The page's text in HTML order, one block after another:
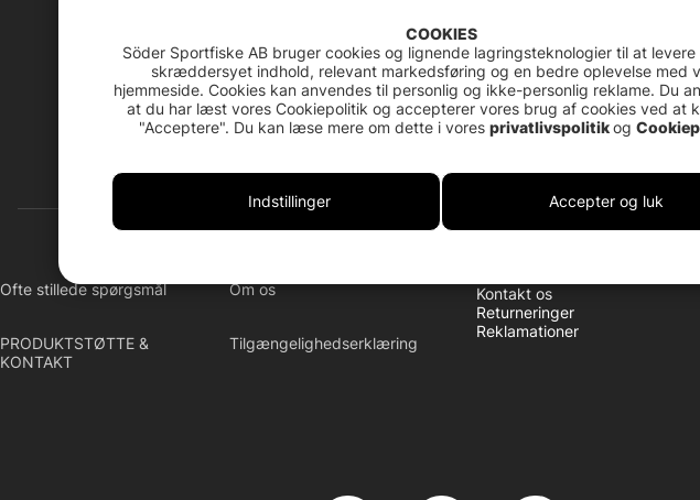
Ofte stillede spørgsmål Om os
PRODUKTSTØTTE &
KONTAKT
Tilgængelighedserklæring
Kontakt os
Returneringer
Reklamationer
COOKIES
Söder Sportfiske AB bruger cookies og lignende lagringsteknologier til at
skræddersyet indhold, relevant markedsføring og en bedre oplevelse med
hjemmeside. Cookies kan anvendes til personlig og ikke-personlig reklame. Du
at du har læst vores Cookiepolitik og accepterer vores brug af cookies ved at
"Acceptere". Du kan læse mere om dette i vores privatlivspolitikog
Indstillinger Accepter og luk